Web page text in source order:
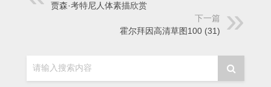
贾森·考特尼人体素描欣赏
下一篇
霍尔拜因高清草图100 (31)
请输入搜索内容